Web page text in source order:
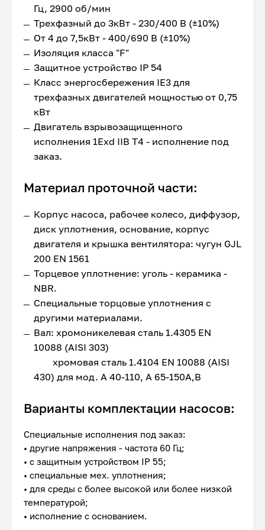
Гц, 2900 об/мин
Трехфазный до 3кВт - 230/400 В (±10%)
От 4 до 7,5кВт - 400/690 В (±10%)
Изоляция класса "F"
Защитное устройство IP 54
Класс энергосбережения IE3 для
трехфазных двигателей мощностью от 0,75
кВт
Двигатель взрывозащищенного
исполнения 1Exd IIB T4 - исполнение под
заказ.
Материал проточной части:
Корпус насоса, рабочее колесо, диффузор,
диск уплотнения, основание, корпус
двигателя и крышка вентилятора: чугун GJL
200 EN 1561
Торцевое уплотнение: уголь - керамика -
NBR.
Специальные торцовые уплотнения с
другими материалами.
Вал: хромоникелевая сталь 1.4305 EN
10088 (AISI 303)
хромовая сталь 1.4104 EN 10088 (AISI
430) для мод. A 40-110, A 65-150A,B
Варианты комплектации насосов:
Специальные исполнения под заказ:
• другие напряжения - частота 60 Гц;
• с защитным устройством IP 55;
• специальные мех. уплотнения;
• для среды с более высокой или более низкой
температурой;
• исполнение с основанием.